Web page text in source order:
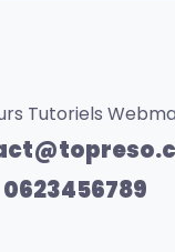
Tutoriels
0623456789